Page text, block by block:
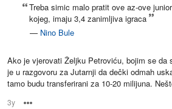
Treba simic malo pratit ove az-ove
kojeg, imaju 3,4 zanimljiva igraca
— Nino Bule
Ako je vjerovati Željku Petroviću, bojim se da
je u razgovoru za Jutarnji da dečki odmah
tamo budu transferirani za 10-20 milijuna.
3y